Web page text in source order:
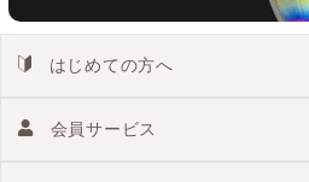
はじめての方へ
会員サービス